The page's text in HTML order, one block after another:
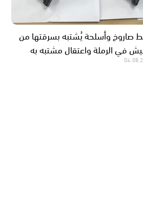
صاروخ وأسلحة يُشتبه بسرقتها من
في الرملة واعتقال مشتبه به